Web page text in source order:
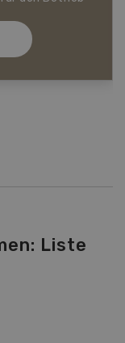
Liste